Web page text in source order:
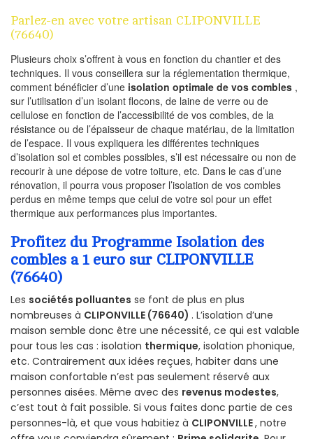
Parlez-en avec votre artisan CLIPONVILLE
(76640)
Plusieurs choix s’offrent à vous en fonction du chantier et des
techniques. Il vous conseillera sur la réglementation thermique,
comment bénéficier d’une isolation optimale de vos combles ,
sur l’utilisation d’un isolant flocons, de laine de verre ou de
cellulose en fonction de l’accessibilité de vos combles, de la
résistance ou de l’épaisseur de chaque matériau, de la limitation
de l’espace. Il vous expliquera les différentes techniques
d’isolation sol et combles possibles, s’il est nécessaire ou non de
recourir à une dépose de votre toiture, etc. Dans le cas d’une
rénovation, il pourra vous proposer l’isolation de vos combles
perdus en même temps que celui de votre sol pour un effet
thermique aux performances plus importantes.
Profitez du Programme Isolation des
combles a 1 euro sur CLIPONVILLE
(76640)
Les sociétés polluantes se font de plus en plus
nombreuses à CLIPONVILLE (76640) . L’isolation d’une
maison semble donc être une nécessité, ce qui est valable
pour tous les cas : isolation thermique, isolation phonique,
etc. Contrairement aux idées reçues, habiter dans une
maison confortable n’est pas seulement réservé aux
personnes aisées. Même avec des revenus modestes,
c’est tout à fait possible. Si vous faites donc partie de ces
personnes-là, et que vous habitiez à CLIPONVILLE, notre